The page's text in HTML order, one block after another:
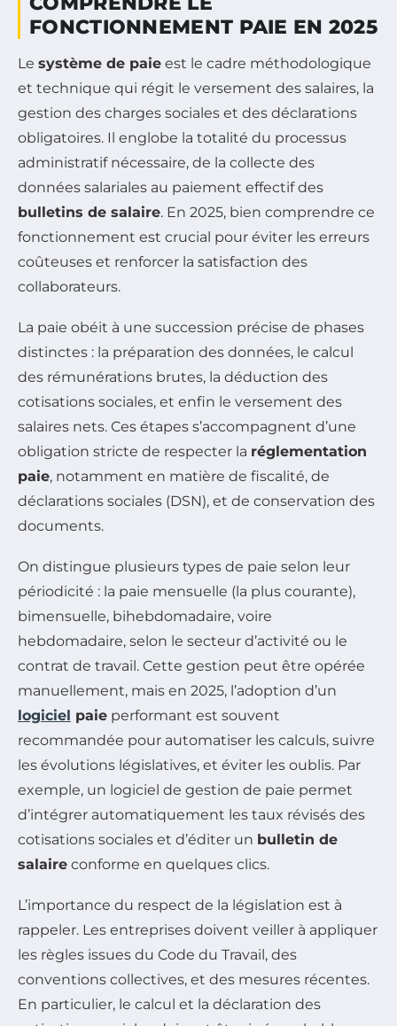
FONCTIONNEMENT PAIE EN 2025
Le système de paie est le cadre méthodologique
et technique qui régit le versement des salaires, la
gestion des charges sociales et des déclarations
obligatoires. Il englobe la totalité du processus
administratif nécessaire, de la collecte des
données salariales au paiement effectif des
bulletins de salaire. En 2025, bien comprendre ce
fonctionnement est crucial pour éviter les erreurs
coûteuses et renforcer la satisfaction des
collaborateurs.
La paie obéit à une succession précise de phases
distinctes : la préparation des données, le calcul
des rémunérations brutes, la déduction des
cotisations sociales, et enfin le versement des
salaires nets. Ces étapes s’accompagnent d’une
obligation stricte de respecter la réglementation
paie, notamment en matière de fiscalité, de
déclarations sociales (DSN), et de conservation des
documents.
On distingue plusieurs types de paie selon leur
périodicité : la paie mensuelle (la plus courante),
bimensuelle, bihebdomadaire, voire
hebdomadaire, selon le secteur d’activité ou le
contrat de travail. Cette gestion peut être opérée
manuellement, mais en 2025, l’adoption d’un
logiciel paie performant est souvent
recommandée pour automatiser les calculs, suivre
les évolutions législatives, et éviter les oublis. Par
exemple, un logiciel de gestion de paie permet
d’intégrer automatiquement les taux révisés des
cotisations sociales et d’éditer un bulletin de
salaire conforme en quelques clics.
L’importance du respect de la législation est à
rappeler. Les entreprises doivent veiller à appliquer
les règles issues du Code du Travail, des
conventions collectives, et des mesures récentes.
En particulier, le calcul et la déclaration des